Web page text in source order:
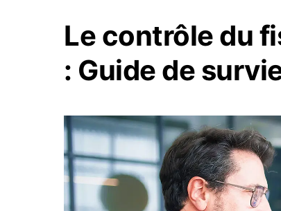
Le contrôle du
: Guide de